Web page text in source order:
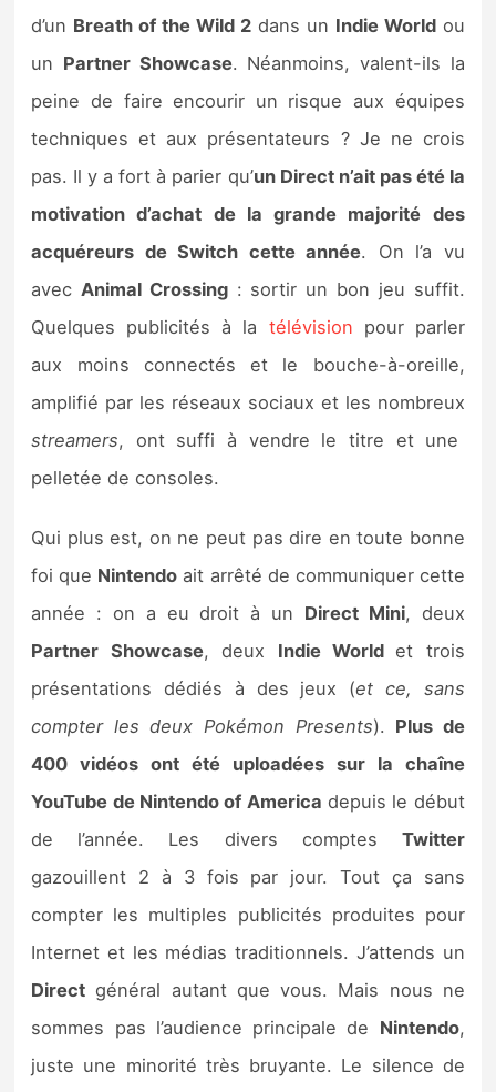
d’un Breath of the Wild 2 dans un Indie Worldou
un Partner Showcase. Néanmoins, valent-ils la
peine de faire encourir un risque aux équipes
techniques et aux présentateurs ? Je ne crois
pas. Il y a fort à parier qu’un Direct n’ait pas été la
motivation d’achat de la grande majorité des
acquéreurs de Switch cette année. On l’a vu
avec Animal Crossing: sortir un bon jeu suffit.
Quelques publicités à la télévision pour parler
aux moins connectés et le bouche-à-oreille,
amplifié par les réseaux sociaux et les nombreux
streamers, ont suffi à vendre le titre et une
pelletée de consoles.
Qui plus est, on ne peut pas dire en toute bonne
foi que Nintendo ait arrêté de communiquer cette
année : on a eu droit à un Direct Mini, deux
Partner Showcase, deux Indie Worldet trois
présentations dédiés à des jeux (et ce, sans
compter les deux Pokémon Presents). Plus de
400 vidéos ont été uploadées sur la chaîne
YouTube de Nintendo of America depuis le début
de l’année. Les divers comptes Twitter
gazouillent 2 à 3 fois par jour. Tout ça sans
compter les multiples publicités produites pour
Internet et les médias traditionnels. J’attends un
Direct général autant que vous. Mais nous ne
sommes pas l’audience principale de Nintendo,
juste une minorité très bruyante. Le silence de